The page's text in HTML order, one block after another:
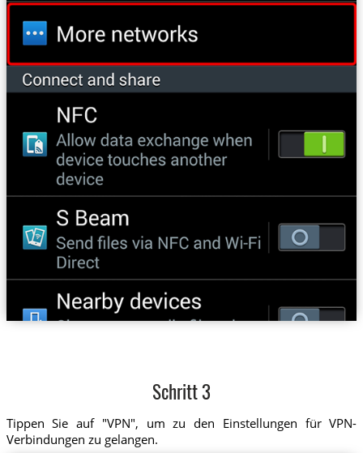
Schritt 3
Tippen Sie auf "VPN", um zu den Einstellungen für VPN-
Verbindungen zu gelangen.